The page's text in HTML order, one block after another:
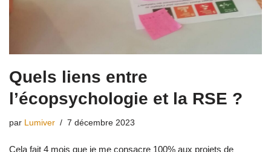
Quels liens entre
l’écopsychologie et la RSE ?
par Lumiver 7 décembre 2023
Cela fait 4 mois que je me consacre 100% aux projets de